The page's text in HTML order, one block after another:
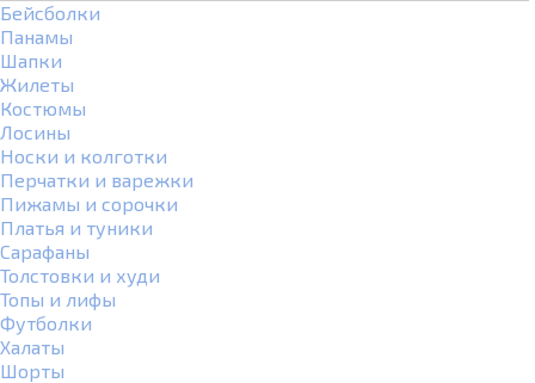
Бейсболки
Панамы
Шапки
Жилеты
Костюмы
Лосины
Носки и колготки
Перчатки и варежки
Пижамы и сорочки
Платья и туники
Сарафаны
Толстовки и худи
Топы и лифы
Футболки
Халаты
Шорты